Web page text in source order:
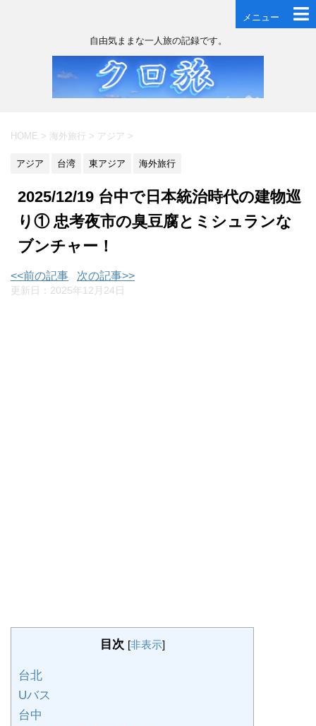
メニュー
自由気ままな一人旅の記録です。
HOME > 海外旅行 > アジア >
アジア 台湾 東アジア 海外旅行
2025/12/19 台中で日本統治時代の建物巡
り① 忠考夜市の臭豆腐とミシュランな
ブンチャー！
<<前の記事 次の記事>>
更新日： 2025年12月24日
目次 [非表示]
台北
Uバス
台中